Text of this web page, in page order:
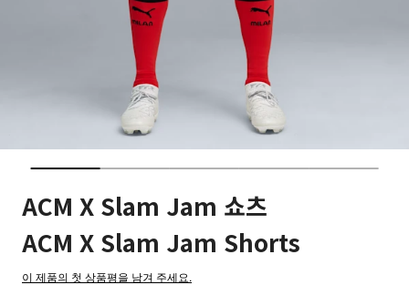
ACM X Slam Jam 쇼츠
ACM X Slam Jam Shorts
이 제품의 첫 상품평을 남겨 주세요.